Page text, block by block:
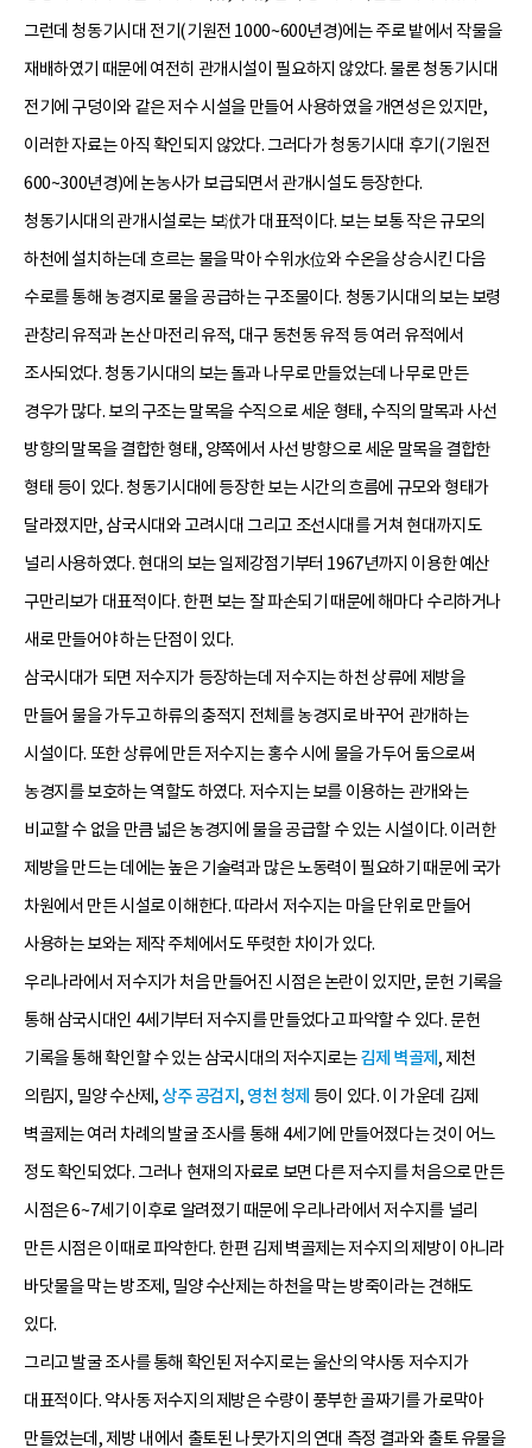
그런데 청동기시대 전기(기원전 1000~600년경)에는 주로 밭에서 작물을
재배하였기 때문에 여전히 관개시설이 필요하지 않았다. 물론 청동기시대
전기에 구덩이와 같은 저수 시설을 만들어 사용하였을 개연성은 있지만,
이러한 자료는 아직 확인되지 않았다. 그러다가 청동기시대 후기(기원전
600~300년경)에 논농사가 보급되면서 관개시설도 등장한다.
청동기시대의 관개시설로는 보洑가 대표적이다. 보는 보통 작은 규모의
하천에 설치하는데 흐르는 물을 막아 수위水位와 수온을 상승시킨 다음
수로를 통해 농경지로 물을 공급하는 구조물이다. 청동기시대의 보는 보령
관창리 유적과 논산 마전리 유적, 대구 동천동 유적 등 여러 유적에서
조사되었다. 청동기시대의 보는 돌과 나무로 만들었는데 나무로 만든
경우가 많다. 보의 구조는 말목을 수직으로 세운 형태, 수직의 말목과 사선
방향의 말목을 결합한 형태, 양쪽에서 사선 방향으로 세운 말목을 결합한
형태 등이 있다. 청동기시대에 등장한 보는 시간의 흐름에 규모와 형태가
달라졌지만, 삼국시대와 고려시대 그리고 조선시대를 거쳐 현대까지도
널리 사용하였다. 현대의 보는 일제강점기부터 1967년까지 이용한 예산
구만리보가 대표적이다. 한편 보는 잘 파손되기 때문에 해마다 수리하거나
새로 만들어야 하는 단점이 있다.
삼국시대가 되면 저수지가 등장하는데 저수지는 하천 상류에 제방을
만들어 물을 가두고 하류의 충적지 전체를 농경지로 바꾸어 관개하는
시설이다. 또한 상류에 만든 저수지는 홍수 시에 물을 가두어 둠으로써
농경지를 보호하는 역할도 하였다. 저수지는 보를 이용하는 관개와는
비교할 수 없을 만큼 넓은 농경지에 물을 공급할 수 있는 시설이다. 이러한
제방을 만드는 데에는 높은 기술력과 많은 노동력이 필요하기 때문에 국가
차원에서 만든 시설로 이해한다. 따라서 저수지는 마을 단위로 만들어
사용하는 보와는 제작 주체에서도 뚜렷한 차이가 있다.
우리나라에서 저수지가 처음 만들어진 시점은 논란이 있지만, 문헌 기록을
통해 삼국시대인 4세기부터 저수지를 만들었다고 파악할 수 있다. 문헌
기록을 통해 확인할 수 있는 삼국시대의 저수지로는김제 벽골제 , 제천
의림지, 밀양 수산제, 상주 공검지 , 영천 청제 등이 있다. 이 가운데 김제
벽골제는 여러 차례의 발굴 조사를 통해 4세기에 만들어졌다는 것이 어느
정도 확인되었다. 그러나 현재의 자료로 보면 다른 저수지를 처음으로 만든
시점은 6~7세기 이후로 알려졌기 때문에 우리나라에서 저수지를 널리
만든 시점은 이때로 파악한다. 한편 김제 벽골제는 저수지의 제방이 아니라
바닷물을 막는 방조제, 밀양 수산제는 하천을 막는 방죽이라는 견해도
있다.
그리고 발굴 조사를 통해 확인된 저수지로는 울산의 약사동 저수지가
대표적이다. 약사동 저수지의 제방은 수량이 풍부한 골짜기를 가로막아
만들었는데, 제방 내에서 출토된 나뭇가지의 연대 측정 결과와 출토 유물을